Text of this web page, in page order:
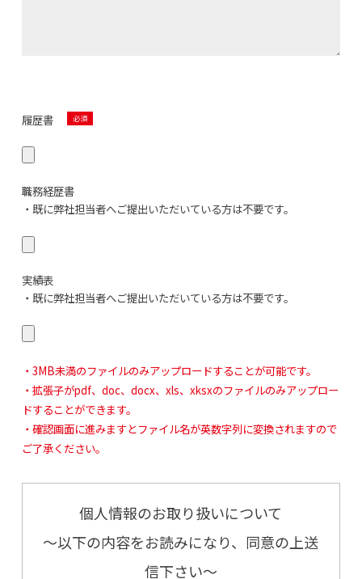
履歴書
職務経歴書
・既に弊社担当者へご提出いただいている方は不要です。
実績表
・既に弊社担当者へご提出いただいている方は不要です。
・3MB未満のファイルのみアップロードすることが可能です。
・拡張子がpdf、doc、docx、xls、xksxのファイルのみアップロー
ドすることができます。
・確認画面に進みますとファイル名が英数字列に変換されますので
ご了承ください。
個人情報のお取り扱いについて
～以下の内容をお読みになり、同意の上送
信下さい～